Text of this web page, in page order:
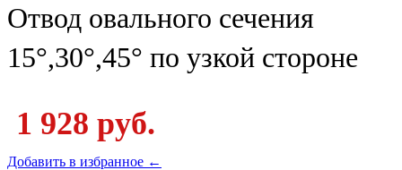
Отвод овального сечения
15°,30°,45° по узкой стороне
1 928 руб.
Добавить в избранное ←